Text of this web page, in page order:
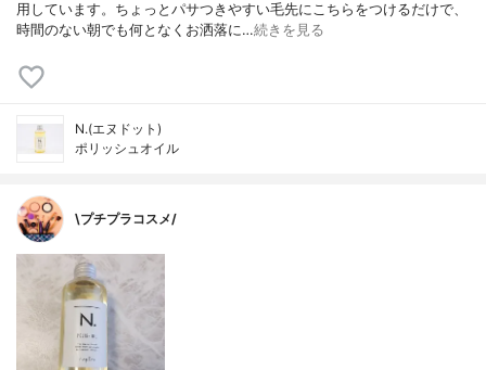
用しています。ちょっとパサつきやすい毛先にこちらをつけるだけで、
時間のない朝でも何となくお洒落に…続きを見る
N.(エヌドット)
ポリッシュオイル
\プチプラコスメ/